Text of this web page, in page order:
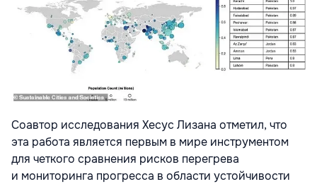
Соавтор исследования Хесус Лизана отметил, что
эта работа является первым в мире инструментом
для четкого сравнения рисков перегрева
и мониторинга прогресса в области устойчивости